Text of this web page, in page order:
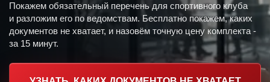
Покажем обязательный перечень для спортивного клуба
и разложим его по ведомствам. Бесплатно покажем, каких
документов не хватает, и назовём точную цену комплекта -
за 15 минут.